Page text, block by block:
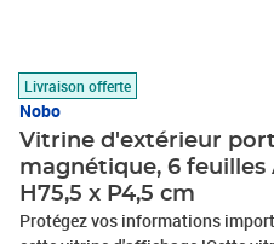
Livraison offerte
Nobo
Vitrine d'extérieur
magnétique, 6 feuilles
H75,5 x P4,5 cm
Protégez vos informations